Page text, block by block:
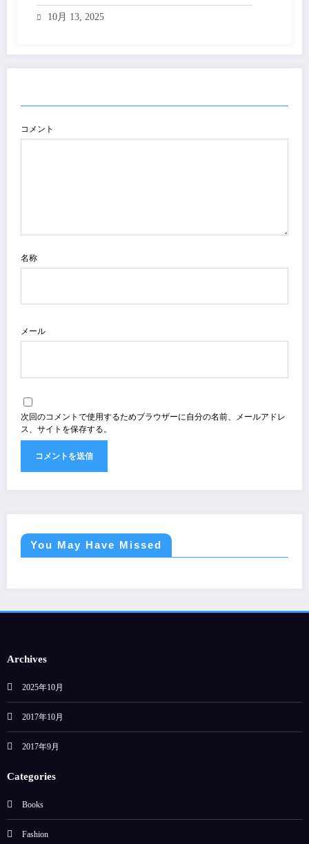
10月 13, 2025
コメント
名称
メール
次回のコメントで使用するためブラウザーに自分の名前、メールアドレ
ス、サイトを保存する。
You May Have Missed
Archives
2025年10月
2017年10月
2017年9月
Categories
Books
Fashion